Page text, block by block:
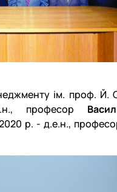
ім. проф. Й.
професор
р. ‑ д.е.н.,